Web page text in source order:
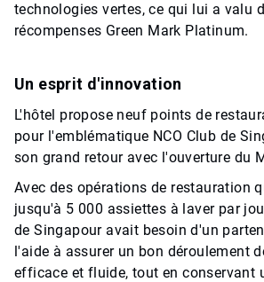
technologies vertes, ce qui lui a valu
récompenses Green Mark Platinum.
Un esprit d'innovation
L'hôtel propose neuf points de
pour l'emblématique NCO Club de
son grand retour avec l'ouverture du
Avec des opérations de restauration
jusqu'à 5 000 assiettes à laver par
de Singapour avait besoin d'un
l'aide à assurer un bon déroulement
efficace et fluide, tout en conservant